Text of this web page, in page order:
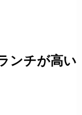
ンチが高い